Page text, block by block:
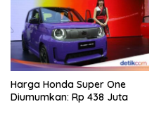
Harga Honda Super One
Diumumkan: Rp 438 Juta